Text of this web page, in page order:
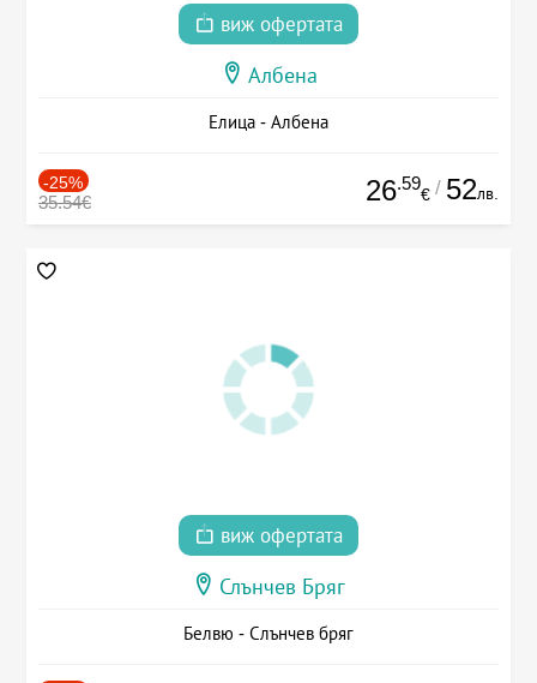
виж офертата
Албена
Елица - Албена
-25%
35.54€ 26.59
€ / 52лв.
виж офертата
Слънчев Бряг
Белвю - Слънчев бряг